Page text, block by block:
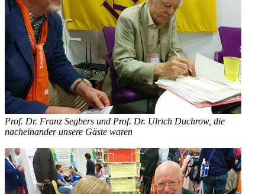
Prof. Dr. Franz Segbers und Prof. Dr. Ulrich Duchrow, die
nacheinander unsere Gäste waren